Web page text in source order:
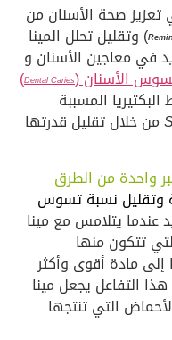
تعزيز صحة الأسنان من
) وتقليل تحلل المينا
في معاجين الأسنان و
الأسنان (Dental Caries
)
المسببة
من خلال تقليل قدرتها
واحدة من الطرق
وتقليل نسبة تسوس
عندما يتلامس مع مينا
تتكون منها
إلى مادة أقوى وأكثر
التفاعل يجعل مينا
التي تنتجها